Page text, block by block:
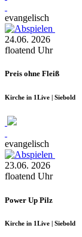
evangelisch
24.06. 2026
floatend Uhr
Preis ohne Fleiß
Kirche in 1Live | Siebold
evangelisch
23.06. 2026
floatend Uhr
Power Up Pilz
Kirche in 1Live | Siebold